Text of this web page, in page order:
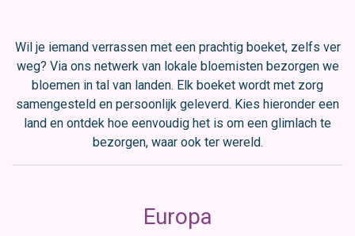
Wil je iemand verrassen met een prachtig boeket, zelfs ver
weg? Via ons netwerk van lokale bloemisten bezorgen we
bloemen in tal van landen. Elk boeket wordt met zorg
samengesteld en persoonlijk geleverd. Kies hieronder een
land en ontdek hoe eenvoudig het is om een glimlach te
bezorgen, waar ook ter wereld.
Europa